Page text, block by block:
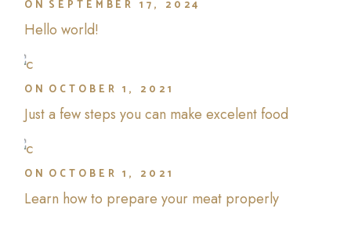
ON SEPTEMBER 17, 2024
Hello world!
ON OCTOBER 1, 2021
Just a few steps you can make excelent food
ON OCTOBER 1, 2021
Learn how to prepare your meat properly